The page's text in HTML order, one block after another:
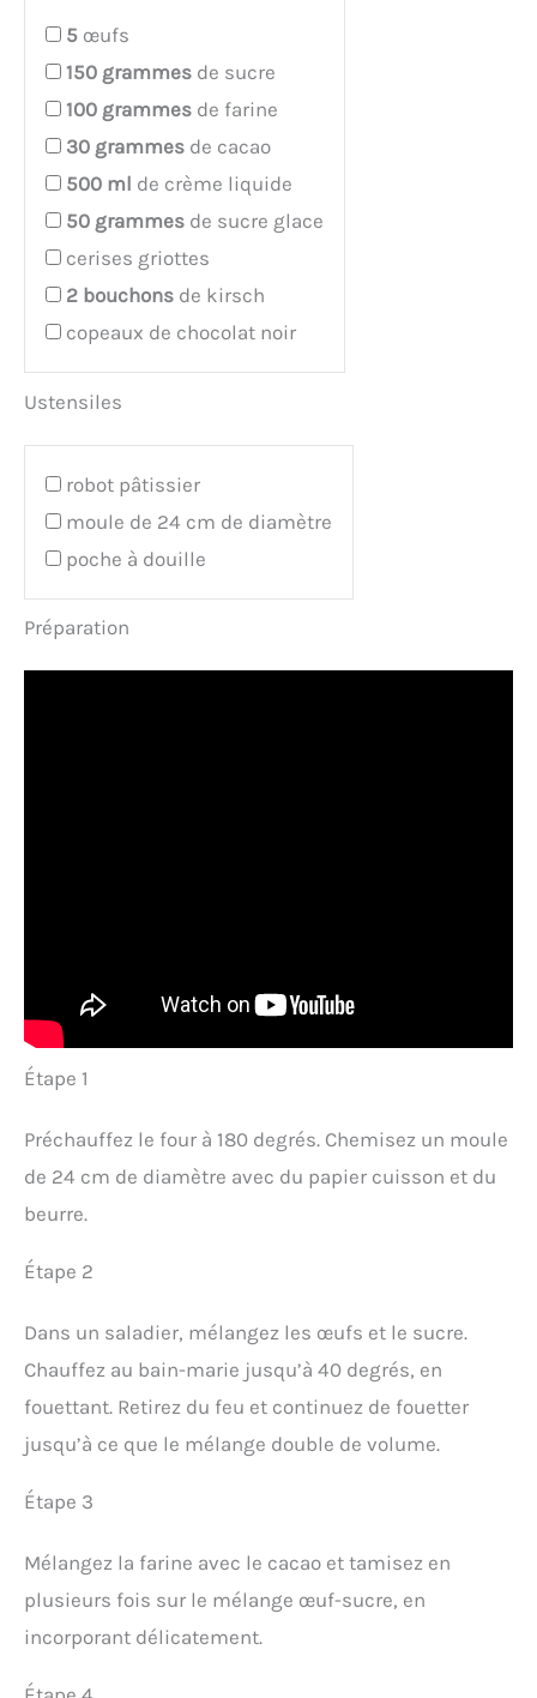
5 œufs
150 grammes de sucre
100 grammes de farine
30 grammes de cacao
500 ml de crème liquide
50 grammes de sucre glace
cerises griottes
2 bouchons de kirsch
copeaux de chocolat noir
Ustensiles
robot pâtissier
moule de 24 cm de diamètre
poche à douille
Préparation
Étape 1
Préchauffez le four à 180 degrés. Chemisez un moule
de 24 cm de diamètre avec du papier cuisson et du
beurre.
Étape 2
Dans un saladier, mélangez les œufs et le sucre.
Chauffez au bain-marie jusqu’à 40 degrés, en
fouettant. Retirez du feu et continuez de fouetter
jusqu’à ce que le mélange double de volume.
Étape 3
Mélangez la farine avec le cacao et tamisez en
plusieurs fois sur le mélange œuf-sucre, en
incorporant délicatement.